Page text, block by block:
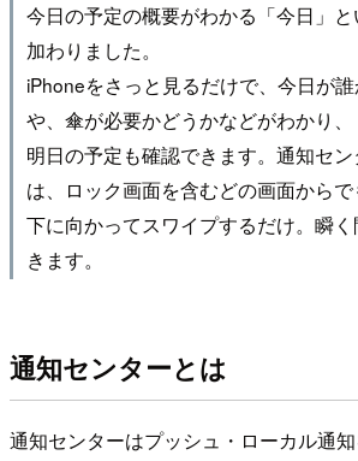
今日の予定の概要がわかる「今日」
加わりました。
iPhoneをさっと見るだけで、今日が
や、傘が必要かどうかなどがわかり、
明日の予定も確認できます。通知セ
は、ロック画面を含むどの画面からで
下に向かってスワイプするだけ。瞬
きます。
通知センターとは
通知センターはプッシュ・ローカル通知